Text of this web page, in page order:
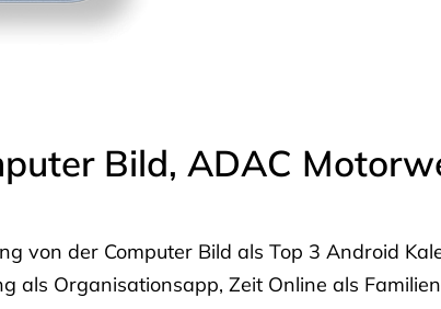
Bild, ADAC
von der Computer Bild als Top 3 Android
als Organisationsapp, Zeit Online als